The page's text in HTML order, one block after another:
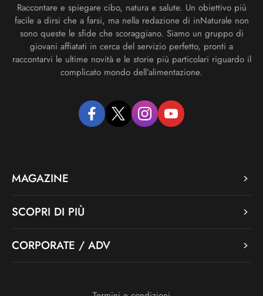
Raccontare e spiegare cibo, natura e salute. Un obiettivo più
facile a dirsi che a farsi, ma nella redazione di inNaturale non
sono queste le sfide che scoraggiano. Siamo un gruppo di
giovani affiatati in cerca del servizio perfetto, pronti a
raccontarvi le ultime novità e le storie più particolari riguardo il
complicato mondo dell’alimentazione.
facebooktwitter instagramyoutube
MAGAZINE
SCOPRI DI PIÙ
CORPORATE / ADV